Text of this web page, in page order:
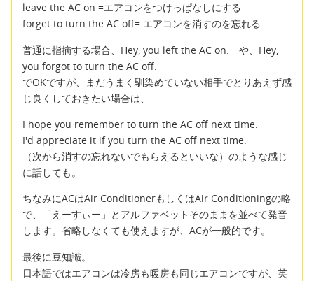
leave the AC on =エアコンをつけっぱなしにする
forget to turn the AC off= エアコンを消すのを忘れる
普通に指摘する場合、Hey, you left the AC on. や、Hey,
you forgot to turn the AC off.
でOKですが、まだうまく馴染めていない相手でとりあえず感
じ良くしておきたい場合は、
I hope you remember to turn the AC off next time.
I'd appreciate it if you turn the AC off next time.
（次から消すの忘れないでもらえるといいな）のような感じ
に話しても。
ちなみにACはAir ConditionerもしくはAir Conditioningの略
で、「えーすぃー」とアルファベットそのままを並べて発音
します。省略しなくても使えますが、ACが一般的です。
最後に豆知識。
日本語ではエアコンは冷房も暖房も同じエアコンですが、英